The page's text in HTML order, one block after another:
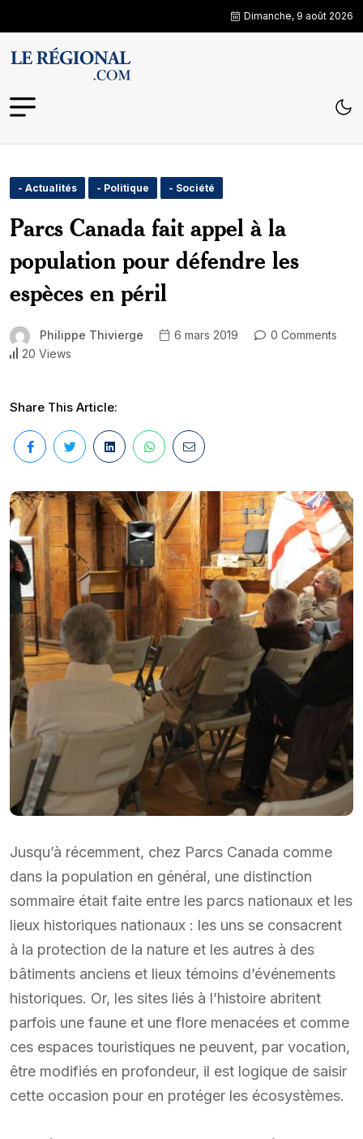
Dimanche, 9 août 2026
- Actualités - Politique - Société
Parcs Canada fait appel à la
population pour défendre les
espèces en péril
Philippe Thivierge 6 mars 2019
0 Comments
20 Views
Share This Article:
Jusqu’à récemment, chez Parcs Canada comme
dans la population en général, une distinction
sommaire était faite entre les parcs nationaux et les
lieux historiques nationaux : les uns se consacrent
à la protection de la nature et les autres à des
bâtiments anciens et lieux témoins d’événements
historiques. Or, les sites liés à l’histoire abritent
parfois une faune et une flore menacées et comme
ces espaces touristiques ne peuvent, par vocation,
être modifiés en profondeur, il est logique de saisir
cette occasion pour en protéger les écosystèmes.